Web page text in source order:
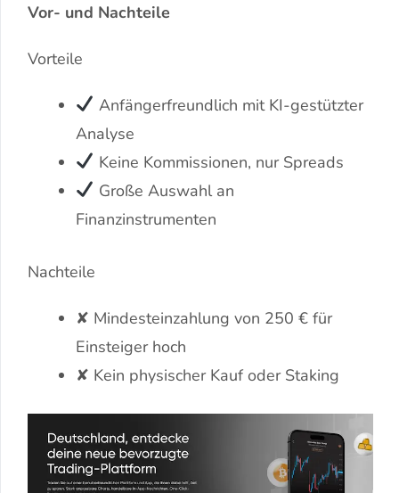
Vor- und Nachteile
Vorteile
Anfängerfreundlich mit KI-gestützter
Analyse
Keine Kommissionen, nur Spreads
Große Auswahl an
Finanzinstrumenten
Nachteile
✘ Mindesteinzahlung von 250 € für
Einsteiger hoch
✘ Kein physischer Kauf oder Staking